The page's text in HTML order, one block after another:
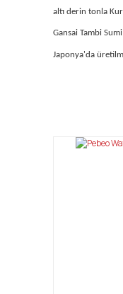
altı derin tonla
Gansai Tambi
Japonya'da
Bu ürünün
Ürün